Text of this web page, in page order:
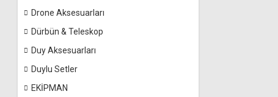
Drone Aksesuarları
Dürbün & Teleskop
Duy Aksesuarları
Duylu Setler
EKİPMAN